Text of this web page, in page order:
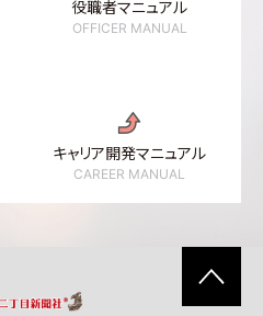
役職者マニュアル
OFFICER MANUAL
キャリア開発マニュアル
CAREER MANUAL